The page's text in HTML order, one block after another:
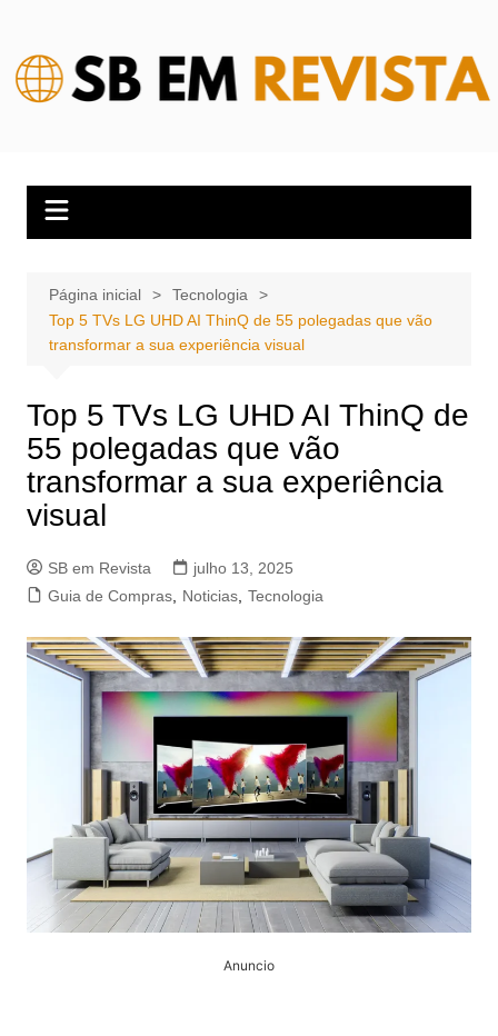
conteúdo
Página inicial
Tecnologia
Top 5 TVs LG UHD AI ThinQ de 55 polegadas que vão
transformar a sua experiência visual
Top 5 TVs LG UHD AI ThinQ de
55 polegadas que vão
transformar a sua experiência
visual
SB em Revista
julho 13, 2025
Guia de Compras, Noticias, Tecnologia
Anuncio